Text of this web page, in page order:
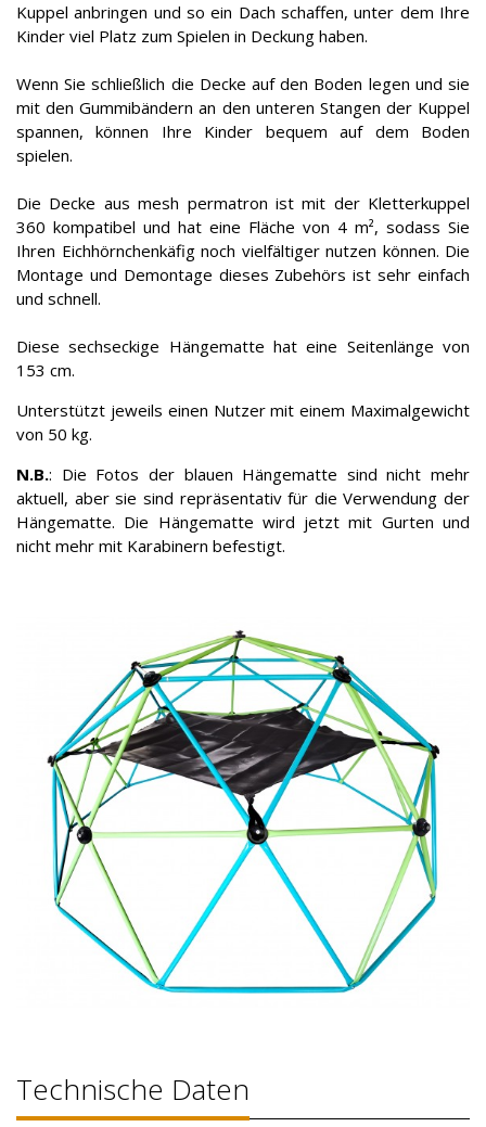
Kuppel anbringen und so ein Dach schaffen, unter dem Ihre
Kinder viel Platz zum Spielen in Deckung haben.
Wenn Sie schließlich die Decke auf den Boden legen und sie
mit den Gummibändern an den unteren Stangen der Kuppel
spannen, können Ihre Kinder bequem auf dem Boden
spielen.
Die Decke aus mesh permatron ist mit der Kletterkuppel
360 kompatibel und hat eine Fläche von 4 m², sodass Sie
Ihren Eichhörnchenkäfig noch vielfältiger nutzen können. Die
Montage und Demontage dieses Zubehörs ist sehr einfach
und schnell.
Diese sechseckige Hängematte hat eine Seitenlänge von
153 cm.
Unterstützt jeweils einen Nutzer mit einem Maximalgewicht
von 50 kg.
N.B.: Die Fotos der blauen Hängematte sind nicht mehr
aktuell, aber sie sind repräsentativ für die Verwendung der
Hängematte. Die Hängematte wird jetzt mit Gurten und
nicht mehr mit Karabinern befestigt.
Technische Daten